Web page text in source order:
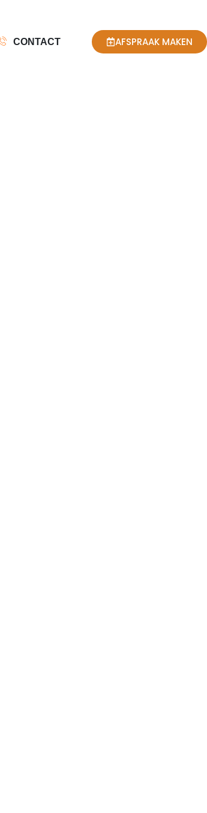
CONTACT AFSPRAAK MAKEN